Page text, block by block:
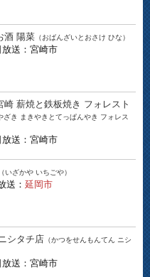
酒 陽菜 （おばんざいとおさけ ひな）
放送：宮崎市
崎 薪焼と鉄板焼き フォレスト
ざき まきやきとてっぱんやき フォレス
放送：宮崎市
（いざかや いちごや）
送： 延岡市
シタチ店 （かつをせんもんてん ニシ
放送：宮崎市